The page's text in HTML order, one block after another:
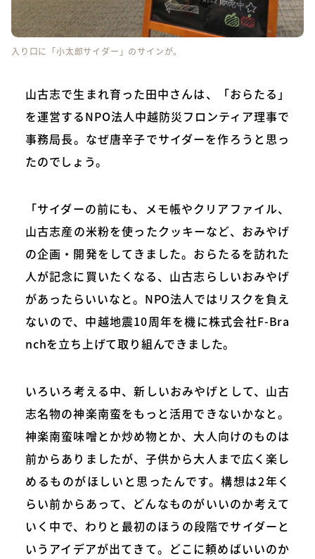
入り口に「小太郎サイダー」のサインが。
山古志で生まれ育った田中さんは、「おらたる」
を運営するNPO法人中越防災フロンティア理事で
事務局長。なぜ唐辛子でサイダーを作ろうと思っ
たのでしょう。
「サイダーの前にも、メモ帳やクリアファイル、
山古志産の米粉を使ったクッキーなど、おみやげ
の企画・開発をしてきました。おらたるを訪れた
人が記念に買いたくなる、山古志らしいおみやげ
があったらいいなと。NPO法人ではリスクを負え
ないので、中越地震10周年を機に株式会社F-Bra
nchを立ち上げて取り組んできました。
いろいろ考える中、新しいおみやげとして、山古
志名物の神楽南蛮をもっと活用できないかなと。
神楽南蛮味噌とか炒め物とか、大人向けのものは
前からありましたが、子供から大人まで広く楽し
めるものがほしいと思ったんです。構想は2年く
らい前からあって、どんなものがいいのか考えて
いく中で、わりと最初のほうの段階でサイダーと
いうアイデアが出てきて。どこに頼めばいいのか